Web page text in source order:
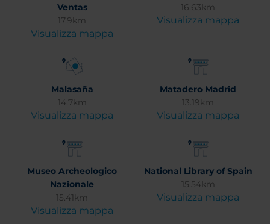
Ventas
17.9km
Visualizza mappa
16.63km
Visualizza mappa
Malasaña
14.7km
Visualizza mappa
Matadero Madrid
13.19km
Visualizza mappa
Museo Archeologico
Nazionale
15.41km
Visualizza mappa
National Library of Spain
15.54km
Visualizza mappa